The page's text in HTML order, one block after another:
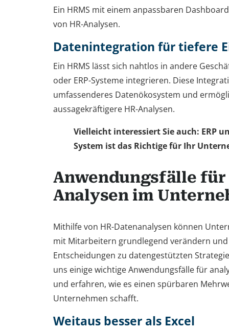
Ein HRMS mit einem anpassbaren
von HR-Analysen.
Datenintegration für tiefere
Ein HRMS lässt sich nahtlos in andere
oder ERP-Systeme integrieren. Diese
umfassenderes Datenökosystem und
aussagekräftigere HR-Analysen.
Vielleicht interessiert Sie auch: ERP
System ist das Richtige für Ihr
Anwendungsfälle für
Analysen im
Mithilfe von HR-Datenanalysen können
mit Mitarbeitern grundlegend verändern
Entscheidungen zu datengestützten
uns einige wichtige Anwendungsfälle für
und erfahren, wie es einen spürbaren
Unternehmen schafft.
Weitaus besser als Excel